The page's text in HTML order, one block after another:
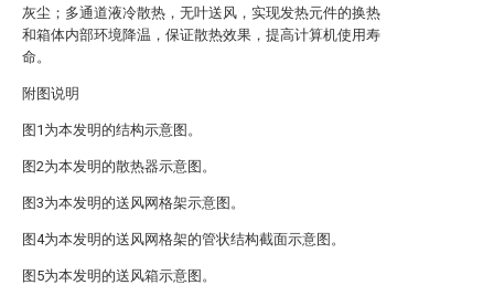
灰尘；多通道液冷散热，无叶送风，实现发热元件的换热
和箱体内部环境降温，保证散热效果，提高计算机使用寿
命。
附图说明
图1为本发明的结构示意图。
图2为本发明的散热器示意图。
图3为本发明的送风网格架示意图。
图4为本发明的送风网格架的管状结构截面示意图。
图5为本发明的送风箱示意图。